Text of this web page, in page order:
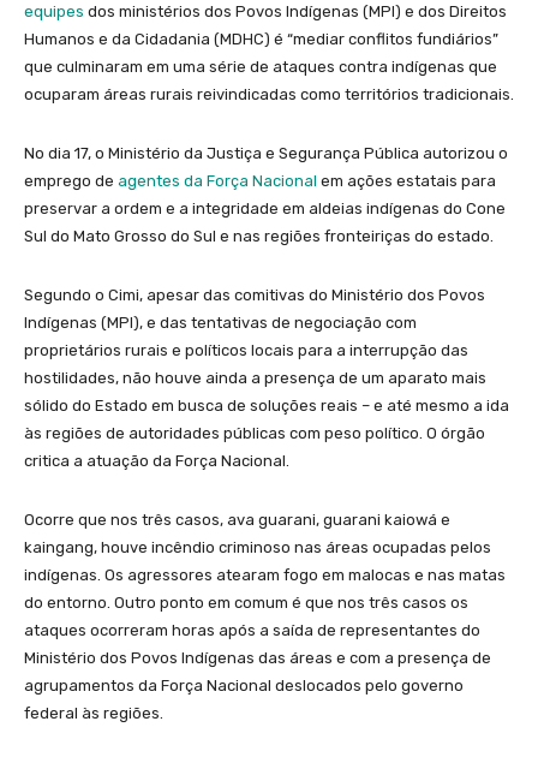
equipes dos ministérios dos Povos Indígenas (MPI) e dos Direitos
Humanos e da Cidadania (MDHC) é “mediar conflitos fundiários”
que culminaram em uma série de ataques contra indígenas que
ocuparam áreas rurais reivindicadas como territórios tradicionais.
No dia 17, o Ministério da Justiça e Segurança Pública autorizou o
emprego de agentes da Força Nacional em ações estatais para
preservar a ordem e a integridade em aldeias indígenas do Cone
Sul do Mato Grosso do Sul e nas regiões fronteiriças do estado.
Segundo o Cimi, apesar das comitivas do Ministério dos Povos
Indígenas (MPI), e das tentativas de negociação com
proprietários rurais e políticos locais para a interrupção das
hostilidades, não houve ainda a presença de um aparato mais
sólido do Estado em busca de soluções reais – e até mesmo a ida
às regiões de autoridades públicas com peso político. O órgão
critica a atuação da Força Nacional.
Ocorre que nos três casos, ava guarani, guarani kaiowá e
kaingang, houve incêndio criminoso nas áreas ocupadas pelos
indígenas. Os agressores atearam fogo em malocas e nas matas
do entorno. Outro ponto em comum é que nos três casos os
ataques ocorreram horas após a saída de representantes do
Ministério dos Povos Indígenas das áreas e com a presença de
agrupamentos da Força Nacional deslocados pelo governo
federal às regiões.